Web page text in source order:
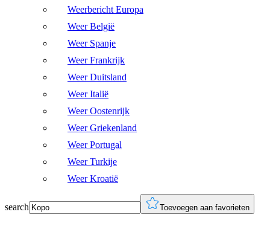
Weerbericht Europa
Weer België
Weer Spanje
Weer Frankrijk
Weer Duitsland
Weer Italië
Weer Oostenrijk
Weer Griekenland
Weer Portugal
Weer Turkije
Weer Kroatië
search Toevoegen aan favorieten